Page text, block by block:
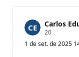
Carlos
20P
o
n
1 de set. de 2025